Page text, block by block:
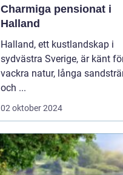
Charmiga pensionat i
Halland
Halland, ett kustlandskap i
sydvästra Sverige, är känt
vackra natur, långa
och ...
02 oktober 2024